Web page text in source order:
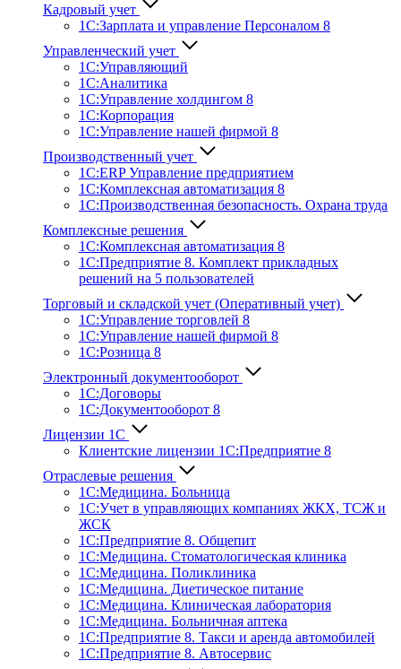
Кадровый учет
1С:Зарплата и управление Персона­лом 8
Управленческий учет
1С:Управляющий
1С:Аналитика
1С:Управление холдингом 8
1С:Корпорация
1С:Управление нашей фирмой 8
Производственный учет
1С:ERP Управление предприятием
1С:Комплексная автоматизация 8
1С:Производственная безопасность. Охрана труда
Комплексные решения
1С:Комплексная автоматизация 8
1С:Предприятие 8. Комплект прикладных
решений на 5 пользователей
Торговый и складской учет (Оперативный учет)
1С:Управление торговлей 8
1С:Управление нашей фирмой 8
1С:Розница 8
Электронный документооборот
1С:Договоры
1С:Документооборот 8
Лицензии 1С
Клиентские лицензии 1С:Предприятие 8
Отраслевые решения
1С:Медицина. Больница
1C:Учет в управляющих компаниях ЖКХ, ТСЖ и
ЖСК
1С:Предприятие 8. Общепит
1С:Медицина. Стоматологическая клиника
1С:Медицина. Поликлиника
1С:Медицина. Диетическое питание
1С:Медицина. Клиническая лаборатория
1С:Медицина. Больничная аптека
1С:Предприятие 8. Такси и аренда автомобилей
1С:Предприятие 8. Автосервис